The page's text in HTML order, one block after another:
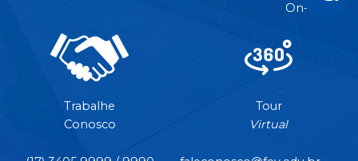
On-line
Trabalhe
Conosco
Tour
Virtual